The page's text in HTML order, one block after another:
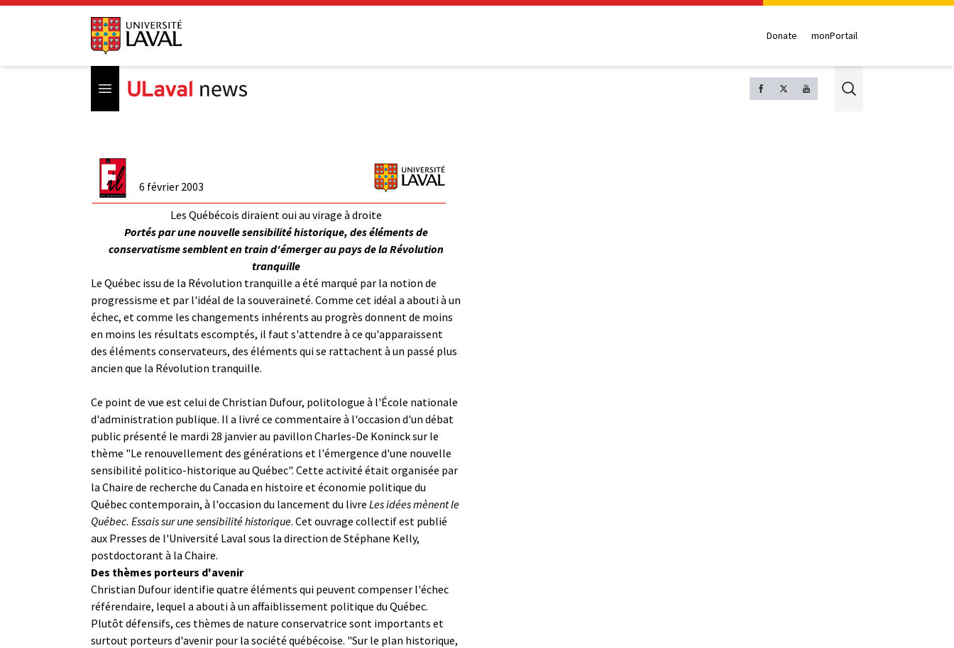
Donate monPortail
Open menu Search
6 février 2003
Les Québécois diraient oui au virage à droite
Portés par une nouvelle sensibilité historique, des éléments de
conservatisme semblent en train d'émerger au pays de la Révolution
tranquille
Le Québec issu de la Révolution tranquille a été marqué par la notion de
progressisme et par l'idéal de la souveraineté. Comme cet idéal a abouti à un
échec, et comme les changements inhérents au progrès donnent de moins
en moins les résultats escomptés, il faut s'attendre à ce qu'apparaissent
des éléments conservateurs, des éléments qui se rattachent à un passé plus
ancien que la Révolution tranquille.
Ce point de vue est celui de Christian Dufour, politologue à l'École nationale
d'administration publique. Il a livré ce commentaire à l'occasion d'un débat
public présenté le mardi 28 janvier au pavillon Charles-De Koninck sur le
thème "Le renouvellement des générations et l'émergence d'une nouvelle
sensibilité politico-historique au Québec". Cette activité était organisée par
la Chaire de recherche du Canada en histoire et économie politique du
Québec contemporain, à l'occasion du lancement du livre Les idées mènent le
Québec. Essais sur une sensibilité historique. Cet ouvrage collectif est publié
aux Presses de l'Université Laval sous la direction de Stéphane Kelly,
postdoctorant à la Chaire.
Des thèmes porteurs d'avenir
Christian Dufour identifie quatre éléments qui peuvent compenser l'échec
référendaire, lequel a abouti à un affaiblissement politique du Québec.
Plutôt défensifs, ces thèmes de nature conservatrice sont importants et
surtout porteurs d'avenir pour la société québécoise. "Sur le plan historique,